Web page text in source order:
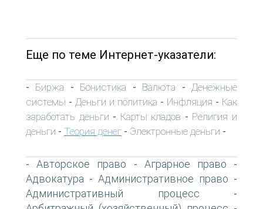
Еще по теме Интернет-указатели:
- Биржа - Бонистика - Валюта - Денежные
системы - Деньги и политика - Инфляция - Как
заработать деньги - Карты кладов - Религия и
деньги - Теория денег - Электронные деньги -
-Авторское право - Аграрное право -
Адвокатура - Административное право -
Административный процесс -